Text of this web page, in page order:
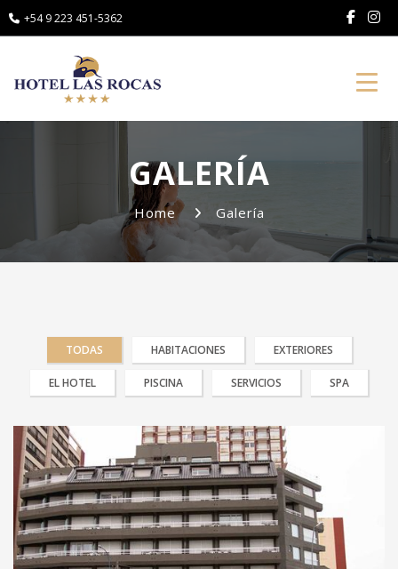
+54 9 223 451-5362
GALERÍA
Home Galería
TODAS HABITACIONES EXTERIORES
EL HOTEL PISCINA SERVICIOS SPA